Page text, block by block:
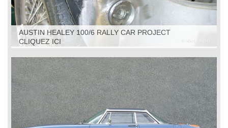
AUSTIN HEALEY 100/6 RALLY CAR PROJECT
CLIQUEZ ICI